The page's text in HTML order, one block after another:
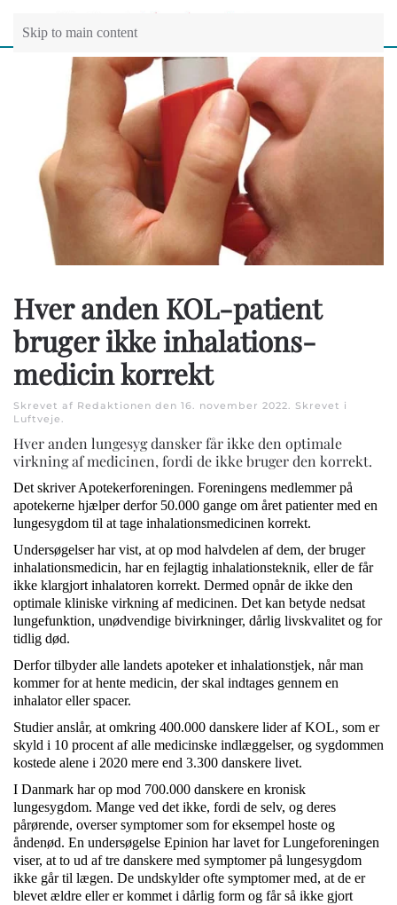
Skip to main content
Hver anden KOL-patient
bruger ikke inhalations-
medicin korrekt
Skrevet af Redaktionen den 16. november 2022. Skrevet i
Luftveje.
Hver anden lungesyg dansker får ikke den optimale
virkning af medicinen, fordi de ikke bruger den korrekt.
Det skriver Apotekerforeningen. Foreningens medlemmer på
apotekerne hjælper derfor 50.000 gange om året patienter med en
lungesygdom til at tage inhalationsmedicinen korrekt.
Undersøgelser har vist, at op mod halvdelen af dem, der bruger
inhalationsmedicin, har en fejlagtig inhalationsteknik, eller de får
ikke klargjort inhalatoren korrekt. Dermed opnår de ikke den
optimale kliniske virkning af medicinen. Det kan betyde nedsat
lungefunktion, unødvendige bivirkninger, dårlig livskvalitet og for
tidlig død.
Derfor tilbyder alle landets apoteker et inhalationstjek, når man
kommer for at hente medicin, der skal indtages gennem en
inhalator eller spacer.
Studier anslår, at omkring 400.000 danskere lider af KOL, som er
skyld i 10 procent af alle medicinske indlæggelser, og sygdommen
kostede alene i 2020 mere end 3.300 danskere livet.
I Danmark har op mod 700.000 danskere en kronisk
lungesygdom. Mange ved det ikke, fordi de selv, og deres
pårørende, overser symptomer som for eksempel hoste og
åndenød. En undersøgelse Epinion har lavet for Lungeforeningen
viser, at to ud af tre danskere med symptomer på lungesygdom
ikke går til lægen. De undskylder ofte symptomer med, at de er
blevet ældre eller er kommet i dårlig form og får så ikke gjort